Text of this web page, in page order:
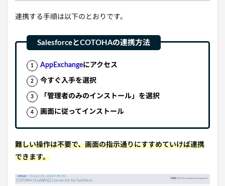
連携する手順は以下のとおりです。
AppExchangeにアクセス
今すぐ入手を選択
「管理者のみのインストール」を選択
画面に従ってインストール
難しい操作は不要で、画面の指示通りにすすめていけば連携
できます。